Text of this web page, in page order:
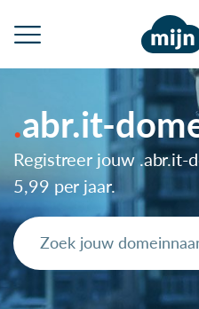
abr.it-
Registreer jouw .abr.it-
5,99 per jaar.